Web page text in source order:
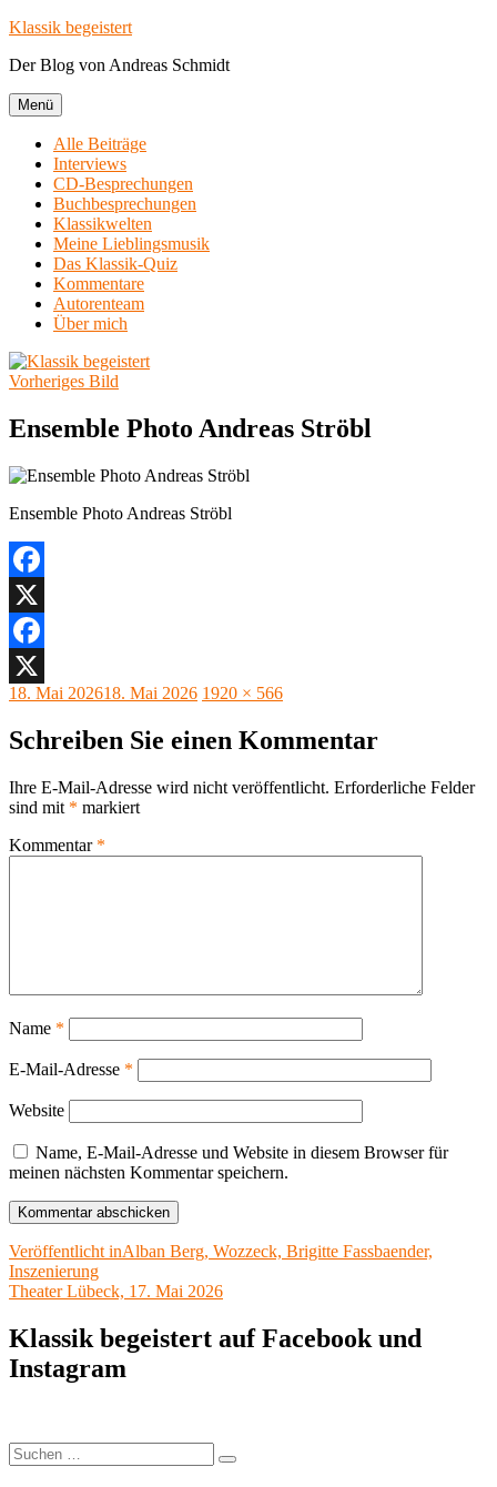
Zum
springen
Klassik begeistert
Der Blog von Andreas Schmidt
Menü
Alle Beiträge
Interviews
CD-Besprechungen
Buchbesprechungen
Klassikwelten
Meine Lieblingsmusik
Das Klassik-Quiz
Kommentare
Autorenteam
Über mich
Vorheriges Bild
Ensemble Photo Andreas Ströbl
Ensemble Photo Andreas Ströbl
Facebook
X
Facebook
X
Veröffentlicht
18. Mai 202618. Mai 2026 Originalgröße
1920 × 566
Schreiben Sie einen Kommentar
Ihre E-Mail-Adresse wird nicht veröffentlicht. Erforderliche Felder
sind mit * markiert
Kommentar *
Name *
E-Mail-Adresse *
Website
Name, E-Mail-Adresse und Website in diesem Browser für
meinen nächsten Kommentar speichern.
Beitragsnavigation
Veröffentlicht inAlban Berg, Wozzeck, Brigitte Fassbaender,
Inszenierung
Theater Lübeck, 17. Mai 2026
Klassik begeistert auf Facebook und
Instagram
Suchen
nach:
Suchen